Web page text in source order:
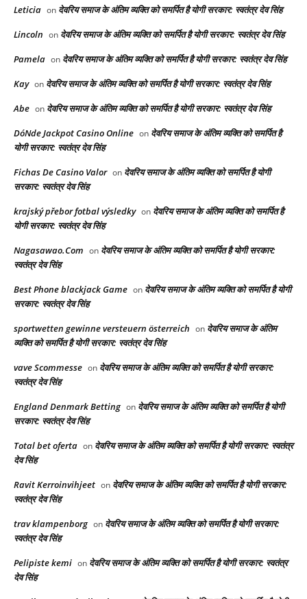
Leticia on देवरिय समाज के अंतिम व्यक्ति को समर्पित है योगी सरकार: स्वतंत्र देव सिंह
Lincoln on देवरिय समाज के अंतिम व्यक्ति को समर्पित है योगी सरकार: स्वतंत्र देव सिंह
Pamela on देवरिय समाज के अंतिम व्यक्ति को समर्पित है योगी सरकार: स्वतंत्र देव सिंह
Kay on देवरिय समाज के अंतिम व्यक्ति को समर्पित है योगी सरकार: स्वतंत्र देव सिंह
Abe on देवरिय समाज के अंतिम व्यक्ति को समर्पित है योगी सरकार: स्वतंत्र देव सिंह
DóNde Jackpot Casino Online on देवरिय समाज के अंतिम व्यक्ति को समर्पित है
योगी सरकार: स्वतंत्र देव सिंह
Fichas De Casino Valor on देवरिय समाज के अंतिम व्यक्ति को समर्पित है योगी
सरकार: स्वतंत्र देव सिंह
krajský přebor fotbal výsledky on देवरिय समाज के अंतिम व्यक्ति को समर्पित है
योगी सरकार: स्वतंत्र देव सिंह
Nagasawao.Com on देवरिय समाज के अंतिम व्यक्ति को समर्पित है योगी सरकार:
स्वतंत्र देव सिंह
Best Phone blackjack Game on देवरिय समाज के अंतिम व्यक्ति को समर्पित है योगी
सरकार: स्वतंत्र देव सिंह
sportwetten gewinne versteuern österreich on देवरिय समाज के अंतिम
व्यक्ति को समर्पित है योगी सरकार: स्वतंत्र देव सिंह
vave Scommesse on देवरिय समाज के अंतिम व्यक्ति को समर्पित है योगी सरकार:
स्वतंत्र देव सिंह
England Denmark Betting on देवरिय समाज के अंतिम व्यक्ति को समर्पित है योगी
सरकार: स्वतंत्र देव सिंह
Total bet oferta on देवरिय समाज के अंतिम व्यक्ति को समर्पित है योगी सरकार: स्वतंत्र
देव सिंह
Ravit Kerroinvihjeet on देवरिय समाज के अंतिम व्यक्ति को समर्पित है योगी सरकार:
स्वतंत्र देव सिंह
trav klampenborg on देवरिय समाज के अंतिम व्यक्ति को समर्पित है योगी सरकार:
स्वतंत्र देव सिंह
Pelipiste kemi on देवरिय समाज के अंतिम व्यक्ति को समर्पित है योगी सरकार: स्वतंत्र
देव सिंह